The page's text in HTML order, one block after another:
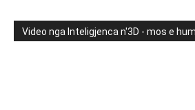
Video nga Inteligjenca n'3D - mos e